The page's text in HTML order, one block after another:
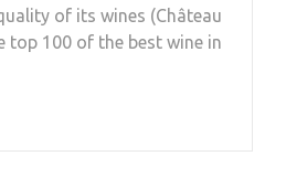
of its wines (Château
top 100 of the best wine in